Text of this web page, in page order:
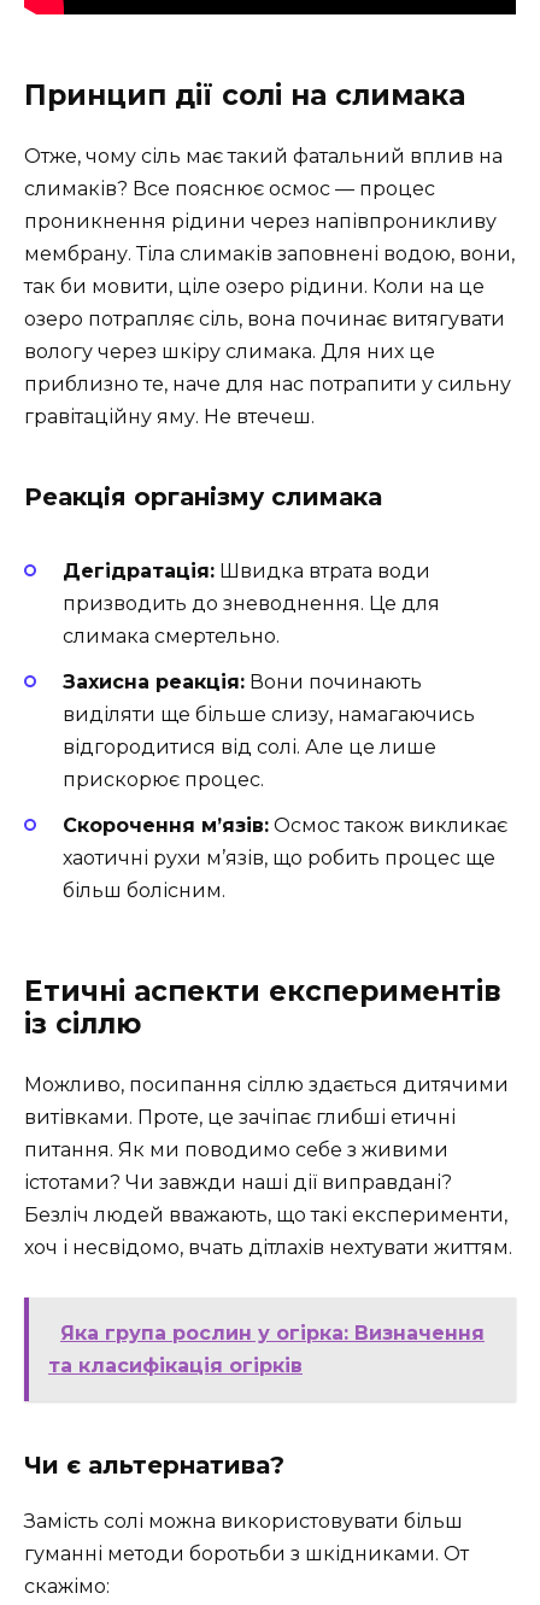
Принцип дії солі на слимака
Отже, чому сіль має такий фатальний вплив на
слимаків? Все пояснює осмос — процес
проникнення рідини через напівпроникливу
мембрану. Тіла слимаків заповнені водою, вони,
так би мовити, ціле озеро рідини. Коли на це
озеро потрапляє сіль, вона починає витягувати
вологу через шкіру слимака. Для них це
приблизно те, наче для нас потрапити у сильну
гравітаційну яму. Не втечеш.
Реакція організму слимака
Дегідратація: Швидка втрата води
призводить до зневоднення. Це для
слимака смертельно.
Захисна реакція: Вони починають
виділяти ще більше слизу, намагаючись
відгородитися від солі. Але це лише
прискорює процес.
Скорочення м’язів: Осмос також викликає
хаотичні рухи м’язів, що робить процес ще
більш болісним.
Етичні аспекти експериментів
із сіллю
Можливо, посипання сіллю здається дитячими
витівками. Проте, це зачіпає глибші етичні
питання. Як ми поводимо себе з живими
істотами? Чи завжди наші дії виправдані?
Безліч людей вважають, що такі експерименти,
хоч і несвідомо, вчать дітлахів нехтувати життям.
Яка група рослин у огірка: Визначення
та класифікація огірків
Чи є альтернатива?
Замість солі можна використовувати більш
гуманні методи боротьби з шкідниками. От
скажімо: